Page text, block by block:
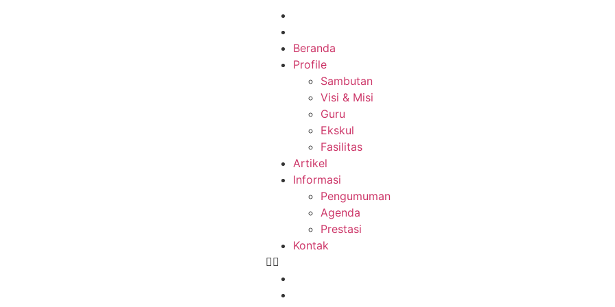
Beranda
Profile
Sambutan
Visi & Misi
Guru
Ekskul
Fasilitas
Artikel
Informasi
Pengumuman
Agenda
Prestasi
Kontak